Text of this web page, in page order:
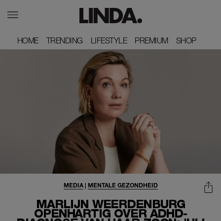
HOME
HOME TRENDING
TRENDING LIFESTYLE
LIFESTYLE PREMIUM
PREMIUM SHOP
SHOP
MARLIJN WEERDENBURG
OPENHARTIG OVER ADHD-
MEDIA| MENTALE GEZONDHEID